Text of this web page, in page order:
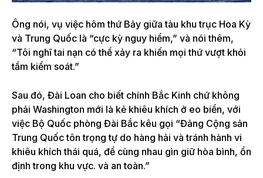
Ông nói, vụ việc hôm thứ Bảy giữa tàu khu trục Hoa Kỳ
và Trung Quốc là “cực kỳ nguy hiểm,” và nói thêm,
“Tôi nghĩ tai nạn có thể xảy ra khiến mọi thứ vượt khỏi
tầm kiểm soát.”
Sau đó, Đài Loan cho biết chính Bắc Kinh chứ không
phải Washington mới là kẻ khiêu khích ở eo biển, với
việc Bộ Quốc phòng Đài Bắc kêu gọi “Đảng Cộng sản
Trung Quốc tôn trọng tự do hàng hải và tránh hành vi
khiêu khích thái quá, để cùng nhau gìn giữ hòa bình, ổn
định trong khu vực. và an toàn.”